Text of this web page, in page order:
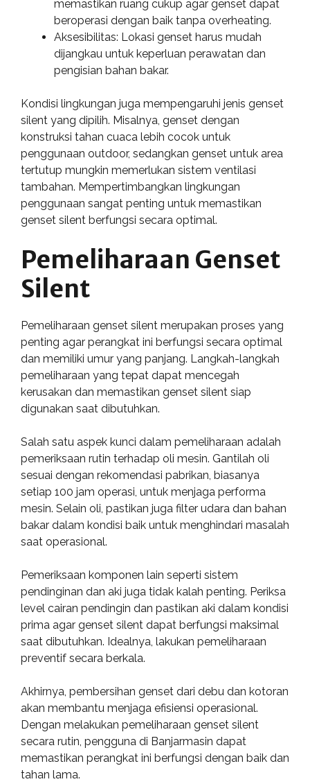
memastikan ruang cukup agar genset dapat
beroperasi dengan baik tanpa overheating.
Aksesibilitas: Lokasi genset harus mudah
dijangkau untuk keperluan perawatan dan
pengisian bahan bakar.
Kondisi lingkungan juga mempengaruhi jenis genset
silent yang dipilih. Misalnya, genset dengan
konstruksi tahan cuaca lebih cocok untuk
penggunaan outdoor, sedangkan genset untuk area
tertutup mungkin memerlukan sistem ventilasi
tambahan. Mempertimbangkan lingkungan
penggunaan sangat penting untuk memastikan
genset silent berfungsi secara optimal.
Pemeliharaan Genset
Silent
Pemeliharaan genset silent merupakan proses yang
penting agar perangkat ini berfungsi secara optimal
dan memiliki umur yang panjang. Langkah-langkah
pemeliharaan yang tepat dapat mencegah
kerusakan dan memastikan genset silent siap
digunakan saat dibutuhkan.
Salah satu aspek kunci dalam pemeliharaan adalah
pemeriksaan rutin terhadap oli mesin. Gantilah oli
sesuai dengan rekomendasi pabrikan, biasanya
setiap 100 jam operasi, untuk menjaga performa
mesin. Selain oli, pastikan juga filter udara dan bahan
bakar dalam kondisi baik untuk menghindari masalah
saat operasional.
Pemeriksaan komponen lain seperti sistem
pendinginan dan aki juga tidak kalah penting. Periksa
level cairan pendingin dan pastikan aki dalam kondisi
prima agar genset silent dapat berfungsi maksimal
saat dibutuhkan. Idealnya, lakukan pemeliharaan
preventif secara berkala.
Akhirnya, pembersihan genset dari debu dan kotoran
akan membantu menjaga efisiensi operasional.
Dengan melakukan pemeliharaan genset silent
secara rutin, pengguna di Banjarmasin dapat
memastikan perangkat ini berfungsi dengan baik dan
tahan lama.